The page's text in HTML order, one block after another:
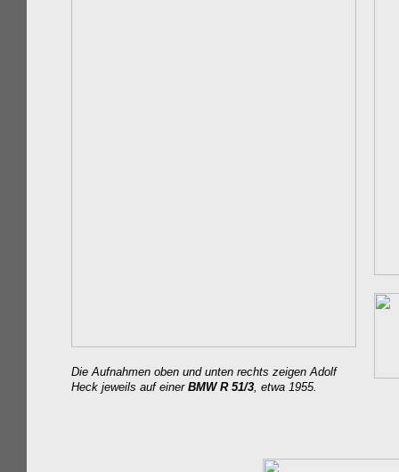
Die Aufnahmen oben und unten rechts zeigen Adolf
Heck jeweils auf einer BMW R 51/3, etwa 1955.